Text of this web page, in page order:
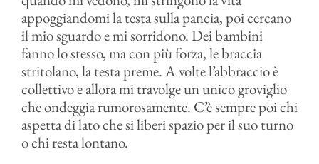
appoggiandomi la testa sulla pancia, poi cercano
il mio sguardo e mi sorridono. Dei bambini
fanno lo stesso, ma con più forza, le braccia
stritolano, la testa preme. A volte l’abbraccio è
collettivo e allora mi travolge un unico groviglio
che ondeggia rumorosamente. C’è sempre poi chi
aspetta di lato che si liberi spazio per il suo turno
o chi resta lontano.